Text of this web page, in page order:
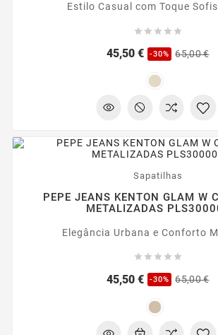
Estilo Casual com Toque
    
45,50 € -30% 65,00 €
Sapatilhas
PEPE JEANS KENTON GLAM W
METALIZADAS
Elegância Urbana e Conforto
    
45,50 € -30% 65,00 €